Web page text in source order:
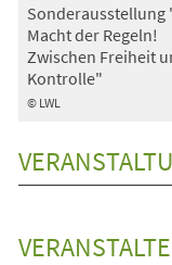
© LWL
Sonderausstellung
Macht der Regeln!
Zwischen Freiheit
Kontrolle"